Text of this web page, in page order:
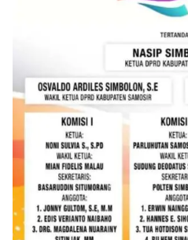
kamtibmas.
oleh warga, yang
menyambut
dengan berbagai
masing-
akrab,
menanyakan kondisi
lingkungan tempat
komunikasi dua arah
menyampaikan
situasi kamtibmas di
poin utama yang
sambang ini adalah
memasang bendera